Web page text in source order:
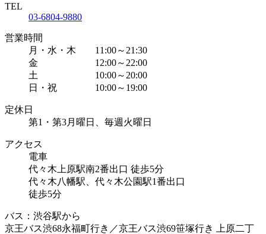
TEL
03-6804-9880
営業時間
月・水・木 11:00～21:30
金 12:00～22:00
土 10:00～20:00
日・祝 10:00～19:00
定休日
第1・第3月曜日、毎週火曜日
アクセス
電車
代々木上原駅南2番出口 徒歩5分
代々木八幡駅、代々木公園駅1番出口
徒歩5分
バス：渋谷駅から
京王バス渋68永福町行き／京王バス渋69笹塚行き 上原二丁